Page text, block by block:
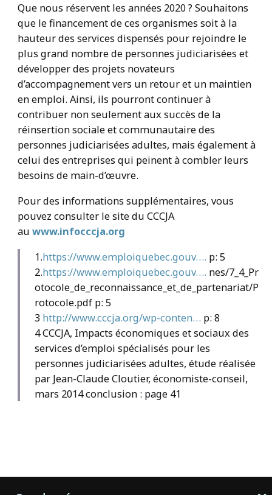
Que nous réservent les années 2020 ? Souhaitons
que le financement de ces organismes soit à la
hauteur des services dispensés pour rejoindre le
plus grand nombre de personnes judiciarisées et
développer des projets novateurs
d’accompagnement vers un retour et un maintien
en emploi. Ainsi, ils pourront continuer à
contribuer non seulement aux succès de la
réinsertion sociale et communautaire des
personnes judiciarisées adultes, mais également à
celui des entreprises qui peinent à combler leurs
besoins de main-d’œuvre.
Pour des informations supplémentaires, vous
pouvez consulter le site du CCCJA
au www.infocccja.org
1.https://www.emploiquebec.gouv…. p: 5
2.https://www.emploiquebec.gouv…. nes/7_4_Pr
otocole_de_reconnaissance_et_de_partenariat/P
rotocole.pdf p: 5
3 http://www.cccja.org/wp-conten… p: 8
4 CCCJA, Impacts économiques et sociaux des
services d’emploi spécialisés pour les
personnes judiciarisées adultes, étude réalisée
par Jean-Claude Cloutier, économiste-conseil,
mars 2014 conclusion : page 41